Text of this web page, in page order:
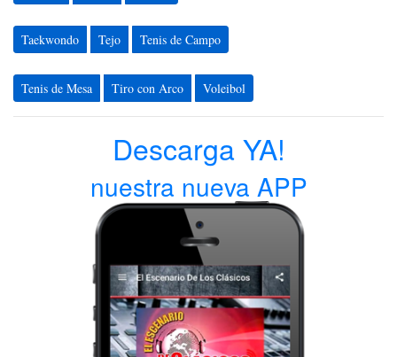
Taekwondo Tejo Tenis de Campo
Tenis de Mesa Tiro con Arco Voleibol
Descarga YA!
nuestra nueva APP